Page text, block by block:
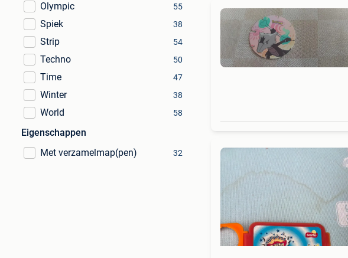
Olympic 55
Spiek 38
Strip 54
Techno 50
Time 47
Winter 38
World 58
Eigenschappen
Met verzamelmap(pen)
32